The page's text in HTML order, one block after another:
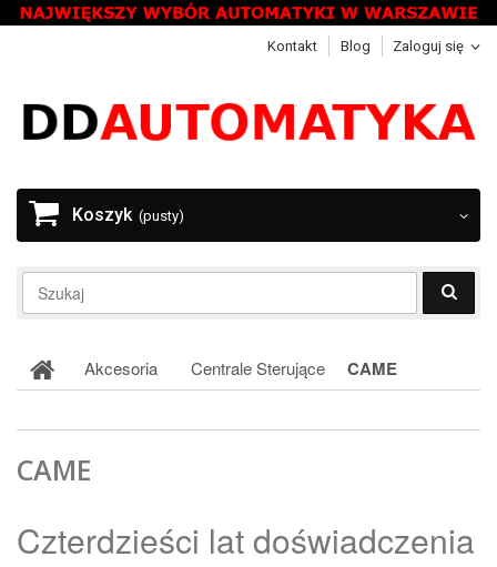
Zaloguj się
Kontakt Blog
Koszyk (pusty)
Akcesoria Centrale Sterujące CAME
CAME
Czterdzieści lat doświadczenia